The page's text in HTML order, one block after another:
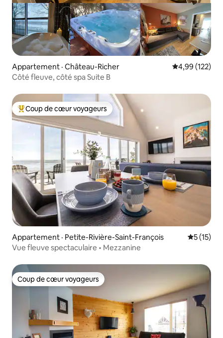
Appartement · Château-Richer Note
4,99 (122)
Côté fleuve, côté spa Suite B
Coup de cœur voyageurs parmi les plus aimés
Coup de cœur voyageurs
Appartement · Petite-Rivière-Saint-François Note
5 (15)
Vue fleuve spectaculaire • Mezzanine
Coup de cœur voyageurs
Coup de cœur voyageurs